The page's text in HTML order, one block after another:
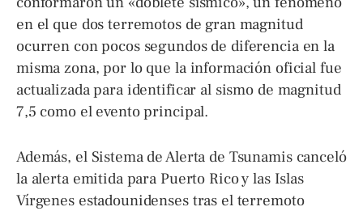
en el que dos terremotos de gran magnitud
ocurren con pocos segundos de diferencia en la
misma zona, por lo que la información oficial fue
actualizada para identificar al sismo de magnitud
7,5 como el evento principal.
Además, el Sistema de Alerta de Tsunamis canceló
la alerta emitida para Puerto Rico y las Islas
Vírgenes estadounidenses tras el terremoto